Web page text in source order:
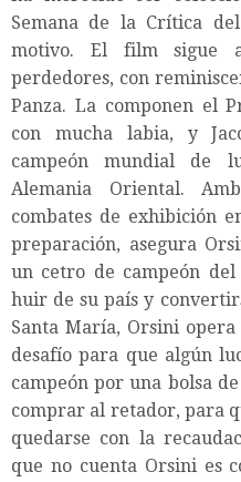
Semana de la Crítica
motivo. El film sigue
perdedores, con
Panza. La componen el
con mucha labia, y
campeón mundial de
Alemania Oriental.
combates de exhibición
preparación, asegura
un cetro de campeón
huir de su país y
Santa María, Orsini
desafío para que algún
campeón por una bolsa
comprar al retador, para
quedarse con la
que no cuenta Orsini es